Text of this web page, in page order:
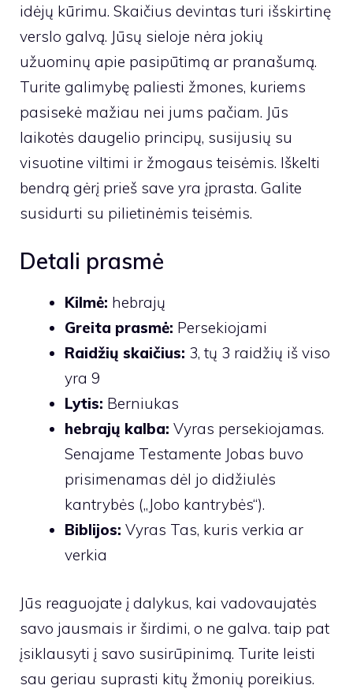
idėjų kūrimu. Skaičius devintas turi išskirtinę
verslo galvą. Jūsų sieloje nėra jokių
užuominų apie pasipūtimą ar pranašumą.
Turite galimybę paliesti žmones, kuriems
pasisekė mažiau nei jums pačiam. Jūs
laikotės daugelio principų, susijusių su
visuotine viltimi ir žmogaus teisėmis. Iškelti
bendrą gėrį prieš save yra įprasta. Galite
susidurti su pilietinėmis teisėmis.
Detali prasmė
Kilmė: hebrajų
Greita prasmė: Persekiojami
Raidžių skaičius: 3, tų 3 raidžių iš viso
yra 9
Lytis: Berniukas
hebrajų kalba: Vyras persekiojamas.
Senajame Testamente Jobas buvo
prisimenamas dėl jo didžiulės
kantrybės („Jobo kantrybės“).
Biblijos: Vyras Tas, kuris verkia ar
verkia
Jūs reaguojate į dalykus, kai vadovaujatės
savo jausmais ir širdimi, o ne galva. taip pat
įsiklausyti į savo susirūpinimą. Turite leisti
sau geriau suprasti kitų žmonių poreikius.